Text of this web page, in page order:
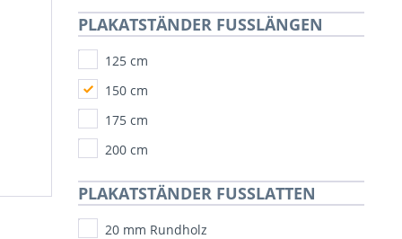
PLAKATSTÄNDER FUSSLÄNGEN
125 cm
150 cm
175 cm
200 cm
PLAKATSTÄNDER FUSSLATTEN
20 mm Rundholz